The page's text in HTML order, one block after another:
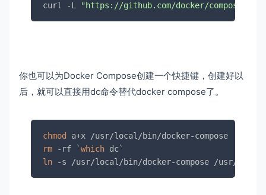
curl -L
"https://github.com/docker/compose/
你也可以为Docker Compose创建一个快捷键，创建好以
后，就可以直接用dc命令替代docker compose了。
chmod
rm -rf `which
ln -s /usr/local/bin/docker-compose /usr/bin/dc